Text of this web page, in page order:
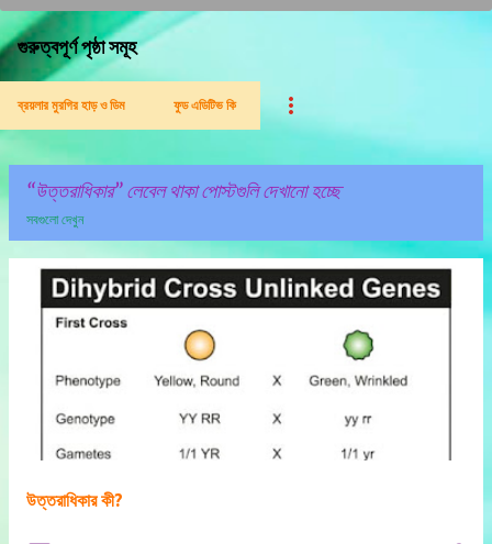
গুরুত্বপূর্ণ পৃষ্ঠা সমূহ
ব্রয়লার মুরগির হাড় ও ডিম ফুড এডিটিভ কি
উত্তরাধিকার লেবেল থাকা পোস্টগুলি দেখানো হচ্ছে
সবগুলো দেখুন
উত্তরাধিকার কী?